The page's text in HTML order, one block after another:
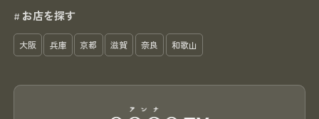
# お店を探す
大阪 兵庫 京都 滋賀 奈良 和歌山